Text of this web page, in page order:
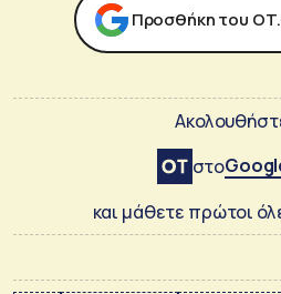
Προσθήκη του
στο
και μάθετε πρώτοι